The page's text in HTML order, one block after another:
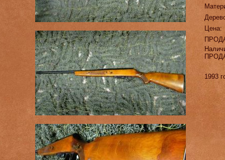
Цена:
1993